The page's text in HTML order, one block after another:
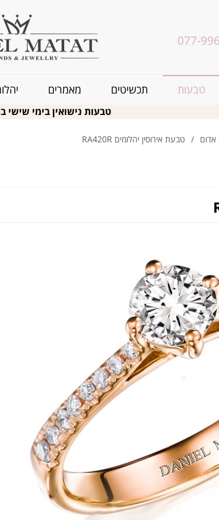
077-
טבעות תכשיטים מאמרים
טבעות נישואין בימי שישי
אדום / טבעת אירוסין יהלומים RA420R